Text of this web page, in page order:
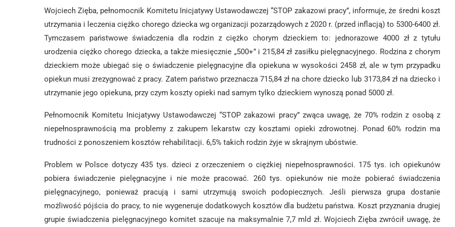
Wojciech Zięba, pełnomocnik Komitetu Inicjatywy Ustawodawczej “STOP zakazowi pracy”, informuje, że średni koszt
utrzymania i leczenia ciężko chorego dziecka wg organizacji pozarządowych z 2020 r. (przed inflacją) to 5300-6400 zł.
Tymczasem państwowe świadczenia dla rodzin z ciężko chorym dzieckiem to: jednorazowe 4000 zł z tytułu
urodzenia ciężko chorego dziecka, a także miesięcznie „500+” i 215,84 zł zasiłku pielęgnacyjnego. Rodzina z chorym
dzieckiem może ubiegać się o świadczenie pielęgnacyjne dla opiekuna w wysokości 2458 zł, ale w tym przypadku
opiekun musi zrezygnować z pracy. Zatem państwo przeznacza 715,84 zł na chore dziecko lub 3173,84 zł na dziecko i
utrzymanie jego opiekuna, przy czym koszty opieki nad samym tylko dzieckiem wynoszą ponad 5000 zł.
Pełnomocnik Komitetu Inicjatywy Ustawodawczej “STOP zakazowi pracy” zwąca uwagę, że 70% rodzin z osobą z
niepełnosprawnością ma problemy z zakupem lekarstw czy kosztami opieki zdrowotnej. Ponad 60% rodzin ma
trudności z ponoszeniem kosztów rehabilitacji. 6,5% takich rodzin żyje w skrajnym ubóstwie.
Problem w Polsce dotyczy 435 tys. dzieci z orzeczeniem o ciężkiej niepełnosprawności. 175 tys. ich opiekunów
pobiera świadczenie pielęgnacyjne i nie może pracować. 260 tys. opiekunów nie może pobierać świadczenia
pielęgnacyjnego, ponieważ pracują i sami utrzymują swoich podopiecznych. Jeśli pierwsza grupa dostanie
możliwość pójścia do pracy, to nie wygeneruje dodatkowych kosztów dla budżetu państwa. Koszt przyznania drugiej
grupie świadczenia pielęgnacyjnego komitet szacuje na maksymalnie 7,7 mld zł. Wojciech Zięba zwrócił uwagę, że